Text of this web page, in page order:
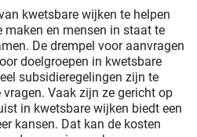
kwetsbare wijken te helpen
maken en mensen in staat te
De drempel voor aanvragen
doelgroepen in kwetsbare
subsidieregelingen zijn te
Vaak zijn ze gericht op
in kwetsbare wijken biedt een
kansen. Dat kan de kosten